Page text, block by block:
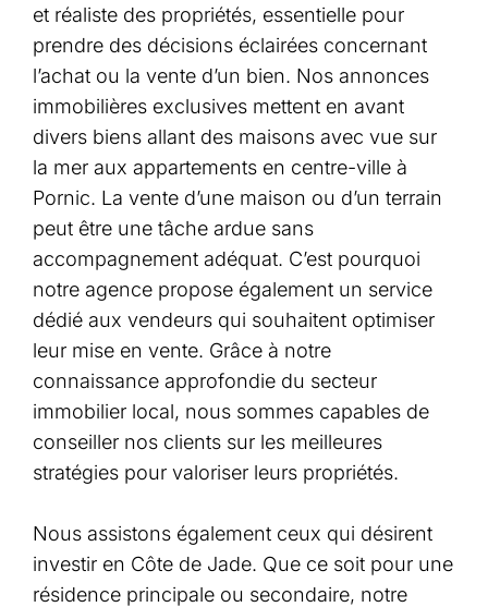
et réaliste des propriétés, essentielle pour
prendre des décisions éclairées concernant
l’achat ou la vente d’un bien. Nos annonces
immobilières exclusives mettent en avant
divers biens allant des maisons avec vue sur
la mer aux appartements en centre-ville à
Pornic. La vente d’une maison ou d’un terrain
peut être une tâche ardue sans
accompagnement adéquat. C’est pourquoi
notre agence propose également un service
dédié aux vendeurs qui souhaitent optimiser
leur mise en vente. Grâce à notre
connaissance approfondie du secteur
immobilier local, nous sommes capables de
conseiller nos clients sur les meilleures
stratégies pour valoriser leurs propriétés.
Nous assistons également ceux qui désirent
investir en Côte de Jade. Que ce soit pour une
résidence principale ou secondaire, notre